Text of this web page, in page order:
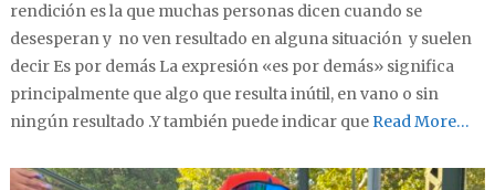
rendición es la que muchas personas dicen cuando se
desesperan y no ven resultado en alguna situación y suelen
decir Es por demás La expresión «es por demás» significa
principalmente que algo que resulta inútil, en vano o sin
ningún resultado .Y también puede indicar queRead More…